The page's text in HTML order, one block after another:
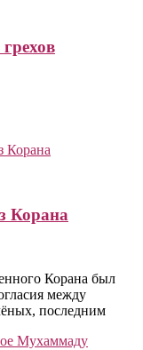
Корана
Корана был
между
последним